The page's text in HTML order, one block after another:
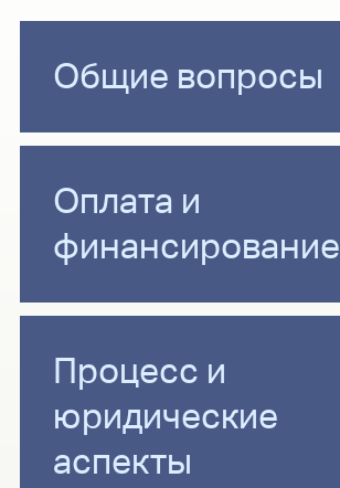
Общие вопросы
Оплата и
финансирование
Процесс и
юридические
аспекты